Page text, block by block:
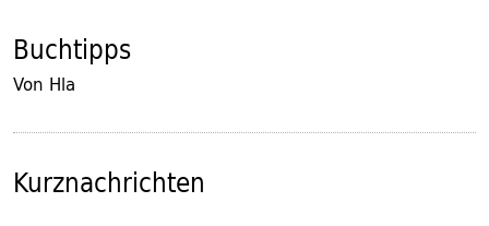
Buchtipps
Von Hla
Kurznachrichten